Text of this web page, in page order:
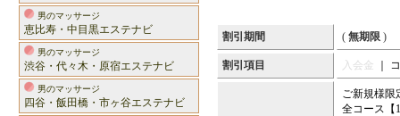
男のマッサージ
恵比寿・中目黒エステナビ
男のマッサージ
渋谷・代々木・原宿エステナビ
男のマッサージ
四谷・飯田橋・市ヶ谷エステナビ
割引期間 ( 無期限 )
割引項目 入会金 ｜
ご新規様限
全コース【